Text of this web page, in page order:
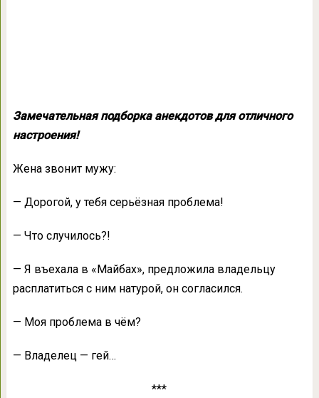
Замечательная подборка анекдотов для отличного
настроения!
Жена звонит мужу:
— Дорогой, у тебя серьёзная проблема!
— Что случилось?!
— Я въехала в «Майбах», предложила владельцу
расплатиться с ним натурой, он согласился.
— Моя проблема в чём?
— Владелец — гей…
***